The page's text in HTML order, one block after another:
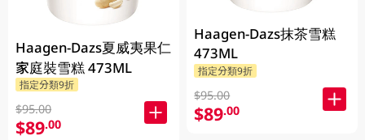
Haagen-Dazs夏威夷果仁
家庭裝雪糕 473ML
指定分類9折
$95.00
$89.00
Haagen-Dazs抹茶雪糕
473ML
指定分類9折
$95.00
$89.00